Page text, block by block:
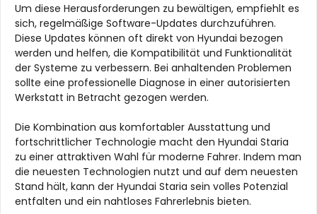
Um diese Herausforderungen zu bewältigen, empfiehlt es
sich, regelmäßige Software-Updates durchzuführen.
Diese Updates können oft direkt von Hyundai bezogen
werden und helfen, die Kompatibilität und Funktionalität
der Systeme zu verbessern. Bei anhaltenden Problemen
sollte eine professionelle Diagnose in einer autorisierten
Werkstatt in Betracht gezogen werden.
Die Kombination aus komfortabler Ausstattung und
fortschrittlicher Technologie macht den Hyundai Staria
zu einer attraktiven Wahl für moderne Fahrer. Indem man
die neuesten Technologien nutzt und auf dem neuesten
Stand hält, kann der Hyundai Staria sein volles Potenzial
entfalten und ein nahtloses Fahrerlebnis bieten.